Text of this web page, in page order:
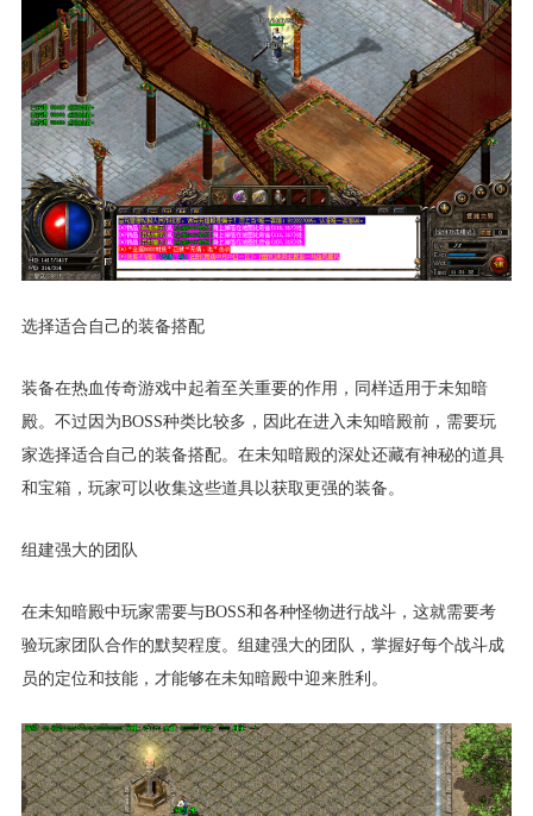
选择适合自己的装备搭配
装备在热血传奇游戏中起着至关重要的作用，同样适用于未知暗
殿。不过因为BOSS种类比较多，因此在进入未知暗殿前，需要玩
家选择适合自己的装备搭配。在未知暗殿的深处还藏有神秘的道具
和宝箱，玩家可以收集这些道具以获取更强的装备。
组建强大的团队
在未知暗殿中玩家需要与BOSS和各种怪物进行战斗，这就需要考
验玩家团队合作的默契程度。组建强大的团队，掌握好每个战斗成
员的定位和技能，才能够在未知暗殿中迎来胜利。